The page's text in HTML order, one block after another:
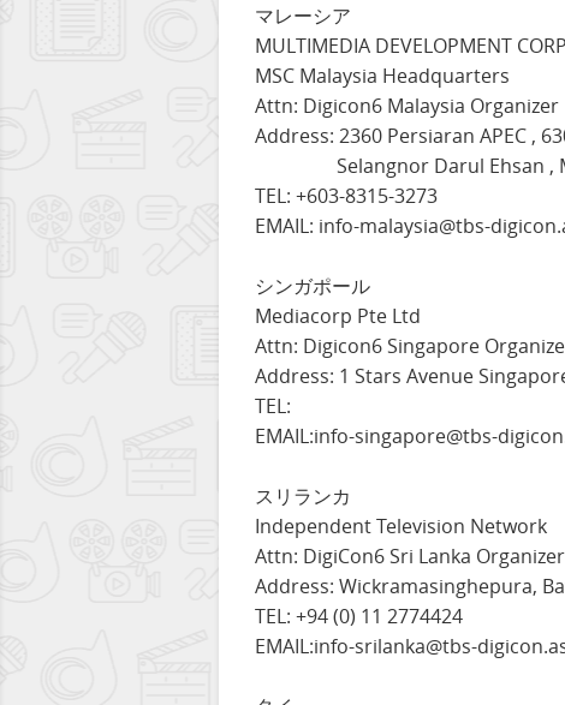
マレーシア
MULTIMEDIA DEVELOPMENT
MSC Malaysia Headquarters
Attn: Digicon6 Malaysia Organizer
Address: 2360 Persiaran APEC ,
Selangnor Darul Ehsan ,
TEL: +603-8315-3273
EMAIL: info-malaysia@tbs-
シンガポール
Mediacorp Pte Ltd
Attn: Digicon6 Singapore
Address: 1 Stars Avenue
TEL:
EMAIL:info-singapore@tbs-
スリランカ
Independent Television Network
Attn: DigiCon6 Sri Lanka Organizer
Address: Wickramasinghepura,
TEL: +94 (0) 11 2774424
EMAIL:info-srilanka@tbs-